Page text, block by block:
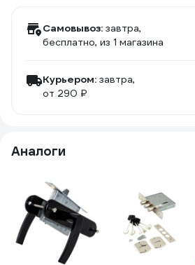
Самовывоз: завтра,
бесплатно, из 1 магазина
Курьером: завтра,
от 290 ₽
Аналоги